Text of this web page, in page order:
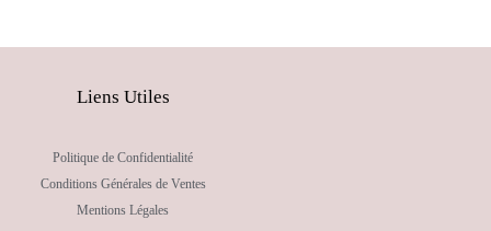
Liens Utiles
Politique de Confidentialité
Conditions Générales de Ventes
Mentions Légales